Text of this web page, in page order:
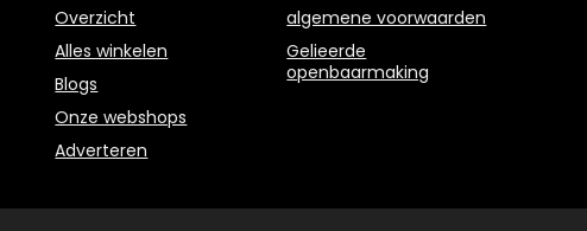
Overzicht
Alles winkelen
Blogs
Onze webshops
Adverteren
algemene voorwaarden
Gelieerde
openbaarmaking